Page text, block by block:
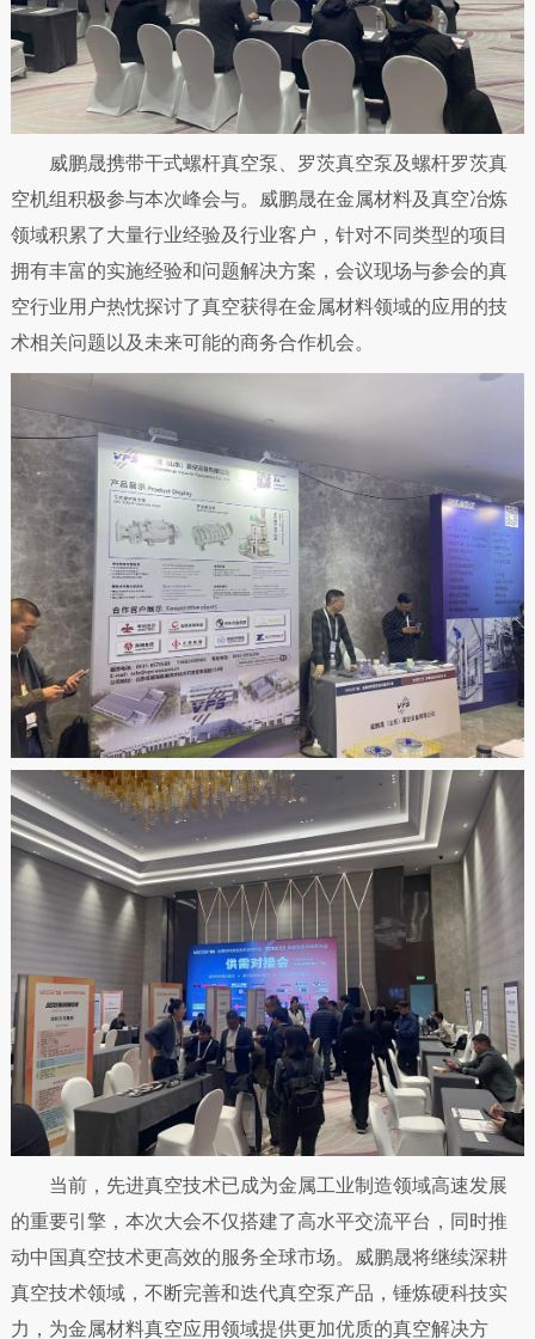
威鹏晟携带干式螺杆真空泵、罗茨真空泵及螺杆罗茨真
空机组积极参与本次峰会与。威鹏晟在金属材料及真空冶炼
领域积累了大量行业经验及行业客户，针对不同类型的项目
拥有丰富的实施经验和问题解决方案，会议现场与参会的真
空行业用户热忱探讨了真空获得在金属材料领域的应用的技
术相关问题以及未来可能的商务合作机会。
当前，先进真空技术已成为金属工业制造领域高速发展
的重要引擎，本次大会不仅搭建了高水平交流平台，同时推
动中国真空技术更高效的服务全球市场。威鹏晟将继续深耕
真空技术领域，不断完善和迭代真空泵产品，锤炼硬科技实
力，为金属材料真空应用领域提供更加优质的真空解决方